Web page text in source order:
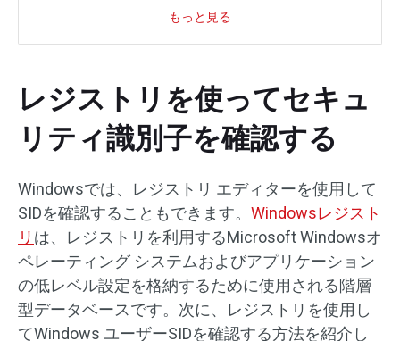
もっと見る
レジストリを使ってセキュ
リティ識別子を確認する
Windowsでは、レジストリ エディターを使用して
SIDを確認することもできます。 Windowsレジスト
リ は、レジストリを利用するMicrosoft Windowsオ
ペレーティング システムおよびアプリケーション
の低レベル設定を格納するために使用される階層
型データベースです。次に、レジストリを使用し
てWindows ユーザーSIDを確認する方法を紹介し